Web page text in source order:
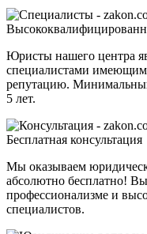
Юристы нашего центра
специалистами
репутацию.
5 лет.
Бесплатная консультация
Мы оказываем
абсолютно бесплатно!
профессионализме и
специалистов.